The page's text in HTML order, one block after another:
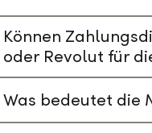
Können
oder Revolut für
Was bedeutet die